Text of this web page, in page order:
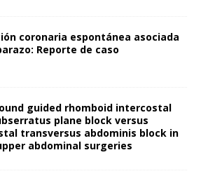
coronaria espontánea asociada
Reporte de caso
guided rhomboid intercostal
plane block versus
transversus abdominis block in
abdominal surgeries